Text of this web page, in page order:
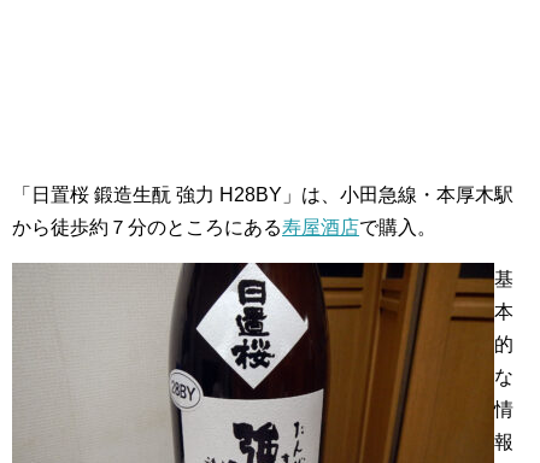
「日置桜 鍛造生酛 強力 H28BY」は、小田急線・本厚木駅
から徒歩約７分のところにある寿屋酒店で購入。
基
本
的
な
情
報